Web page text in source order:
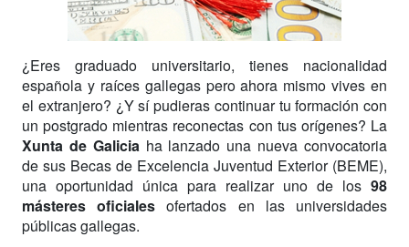
¿Eres graduado universitario, tienes nacionalidad
española y raíces gallegas pero ahora mismo vives en
el extranjero? ¿Y sí pudieras continuar tu formación con
un postgrado mientras reconectas con tus orígenes? La
Xunta de Galiciaha lanzado una nueva convocatoria
de sus Becas de Excelencia Juventud Exterior (BEME),
una oportunidad única para realizar uno de los 98
másteres oficiales ofertados en las universidades
públicas gallegas.